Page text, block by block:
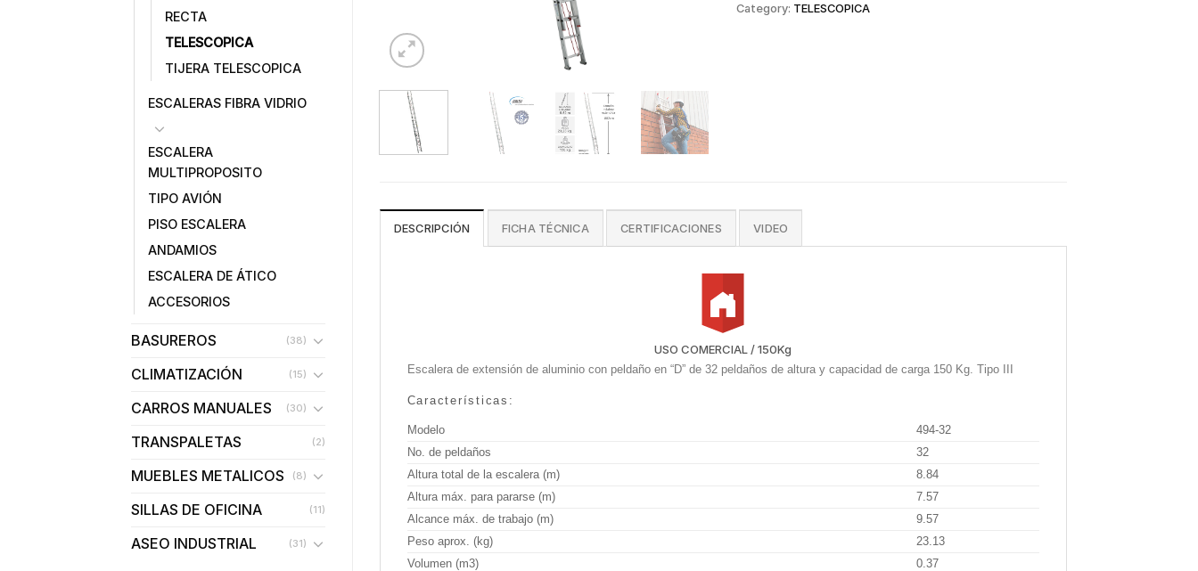
RECTA
TELESCOPICA
TIJERA TELESCOPICA
ESCALERAS FIBRA VIDRIO
ESCALERA
MULTIPROPOSITO
TIPO AVIÓN
PISO ESCALERA
ANDAMIOS
ESCALERA DE ÁTICO
ACCESORIOS
BASUREROS (38)
CLIMATIZACIÓN (15)
CARROS MANUALES (30)
TRANSPALETAS (2)
MUEBLES METALICOS (8)
SILLAS DE OFICINA (11)
ASEO INDUSTRIAL (31)
Category: TELESCOPICA
DESCRIPCIÓN FICHA TÉCNICA CERTIFICACIONES VIDEO
USO COMERCIAL / 150Kg
Escalera de extensión de aluminio con peldaño en “D” de 32 peldaños de altura y capacidad de carga 150 Kg. Tipo III
Características:
Modelo
494-32
No. de peldaños
32
Altura total de la escalera (m)
8.84
Altura máx. para pararse (m)
7.57
Alcance máx. de trabajo (m)
9.57
Peso aprox. (kg)
23.13
Volumen (m3)
0.37